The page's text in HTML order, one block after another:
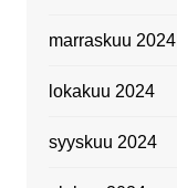
marraskuu 2024
lokakuu 2024
syyskuu 2024